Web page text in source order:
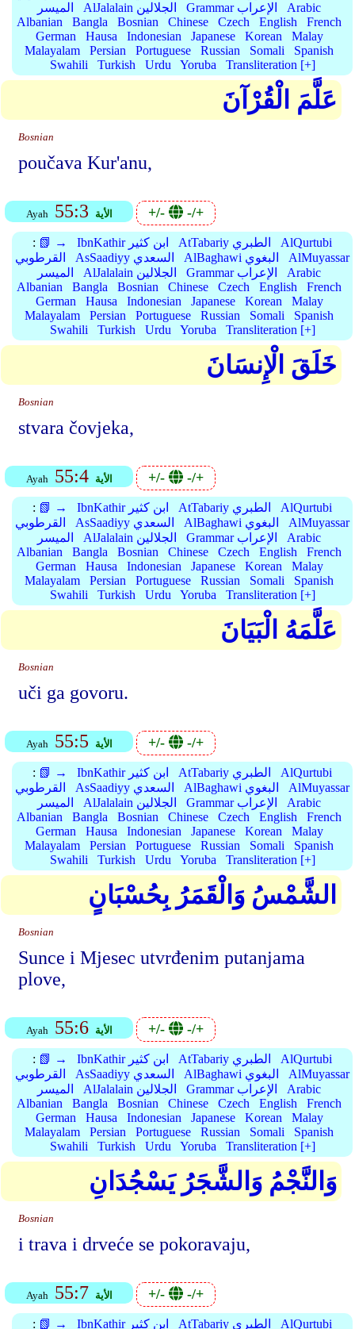
الميسر
AlJalalain الجلالين Grammar الإعراب
Arabic
Albanian
Bangla Bosnian Chinese Czech English
French
German
Hausa Indonesian Japanese Korean
Malay
Malayalam
Persian Portuguese Russian Somali
Spanish
Swahili
Turkish Urdu Yoruba Transliteration [+]
عَلَّمَ الْقُرْآنَ
Bosnian
poučava Kur'anu,
Ayah 55:3 الأية +/- -/+
: 📗 → IbnKathir ابن كثير AtTabariy الطبري
AlQurtubi
القرطوبي
AsSaadiyy السعدي AlBaghawi البغوي
AlMuyassar
الميسر
AlJalalain الجلالين Grammar الإعراب
Arabic
Albanian
Bangla Bosnian Chinese Czech English
French
German
Hausa Indonesian Japanese Korean
Malay
Malayalam
Persian Portuguese Russian Somali
Spanish
Swahili
Turkish Urdu Yoruba Transliteration [+]
خَلَقَ الْإِنسَانَ
Bosnian
stvara čovjeka,
Ayah 55:4 الأية +/- -/+
: 📗 → IbnKathir ابن كثير AtTabariy الطبري
AlQurtubi
القرطوبي
AsSaadiyy السعدي AlBaghawi البغوي
AlMuyassar
الميسر
AlJalalain الجلالين Grammar الإعراب
Arabic
Albanian
Bangla Bosnian Chinese Czech English
French
German
Hausa Indonesian Japanese Korean
Malay
Malayalam
Persian Portuguese Russian Somali
Spanish
Swahili
Turkish Urdu Yoruba Transliteration [+]
عَلَّمَهُ الْبَيَانَ
Bosnian
uči ga govoru.
Ayah 55:5 الأية +/- -/+
: 📗 → IbnKathir ابن كثير AtTabariy الطبري
AlQurtubi
القرطوبي
AsSaadiyy السعدي AlBaghawi البغوي
AlMuyassar
الميسر
AlJalalain الجلالين Grammar الإعراب
Arabic
Albanian
Bangla Bosnian Chinese Czech English
French
German
Hausa Indonesian Japanese Korean
Malay
Malayalam
Persian Portuguese Russian Somali
Spanish
Swahili
Turkish Urdu Yoruba Transliteration [+]
الشَّمْسُ وَالْقَمَرُ بِحُسْبَانٍ
Bosnian
Sunce i Mjesec utvrđenim putanjama
plove,
Ayah 55:6 الأية +/- -/+
: 📗 → IbnKathir ابن كثير AtTabariy الطبري
AlQurtubi
القرطوبي
AsSaadiyy السعدي AlBaghawi البغوي
AlMuyassar
الميسر
AlJalalain الجلالين Grammar الإعراب
Arabic
Albanian
Bangla Bosnian Chinese Czech English
French
German
Hausa Indonesian Japanese Korean
Malay
Malayalam
Persian Portuguese Russian Somali
Spanish
Swahili
Turkish Urdu Yoruba Transliteration [+]
وَالنَّجْمُ وَالشَّجَرُ يَسْجُدَانِ
Bosnian
i trava i drveće se pokoravaju,
Ayah 55:7 الأية +/- -/+
: 📗 → IbnKathir ابن كثير AtTabariy الطبري
AlQurtubi